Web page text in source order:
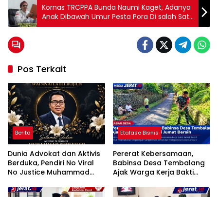
Kornas TRCPPA Bunda Naumi Kaget, Adanya
Anak Dibawah Umur Pesta Pora Di salah Satu
Hiburan Malam Dikediri.
Pos Terkait
Berita
Dunia Advokat dan Aktivis
Berduka, Pendiri No Viral
No Justice Muhammad
Etalase Bisnis
Pererat Kebersamaan,
Babinsa Desa Tembalang
Ajak Warga Kerja Bakti